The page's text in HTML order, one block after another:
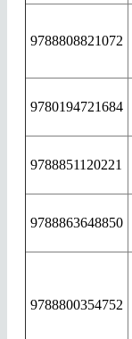
9788808821072
9780194721684
9788851120221
9788863648850
9788800354752